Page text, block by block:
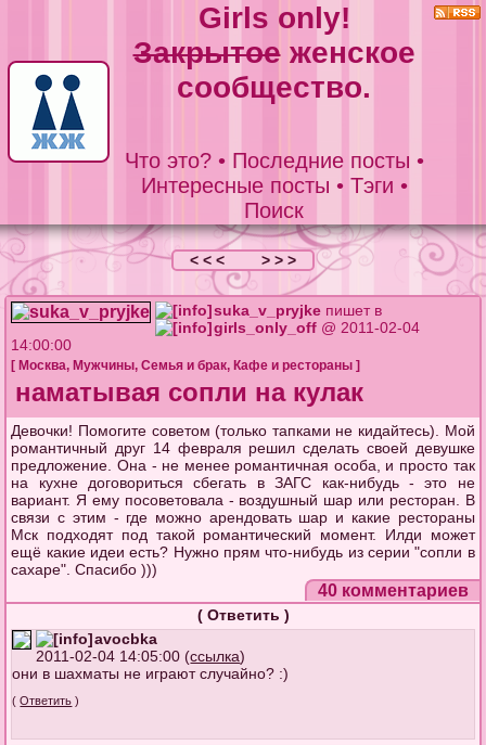
Girls only!
Закрытоеженское
сообщество.
Что это?• Последние посты •
Интересные посты • Тэги •
Поиск
< < < > > >
suka_v_pryjke пишет в
girls_only_off @ 2011-02-04
14:00:00
[ Москва, Мужчины,Семья и брак, Кафе и рестораны ]
наматывая сопли на кулак
Девочки! Помогите советом (только тапками не кидайтесь). Мой
романтичный друг 14 февраля решил сделать своей девушке
предложение. Она - не менее романтичная особа, и просто так
на кухне договориться сбегать в ЗАГС как-нибудь - это не
вариант. Я ему посоветовала - воздушный шар или ресторан. В
связи с этим - где можно арендовать шар и какие рестораны
Мск подходят под такой романтический момент. Илди может
ещё какие идеи есть? Нужно прям что-нибудь из серии "сопли в
сахаре". Спасибо )))
40 комментариев
( Ответить )
avocbka
2011-02-04 14:05:00 (ссылка)
они в шахматы не играют случайно? :)
(Ответить )